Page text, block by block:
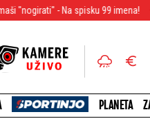
spisku 99 imena! "Dolazila
PLANETA